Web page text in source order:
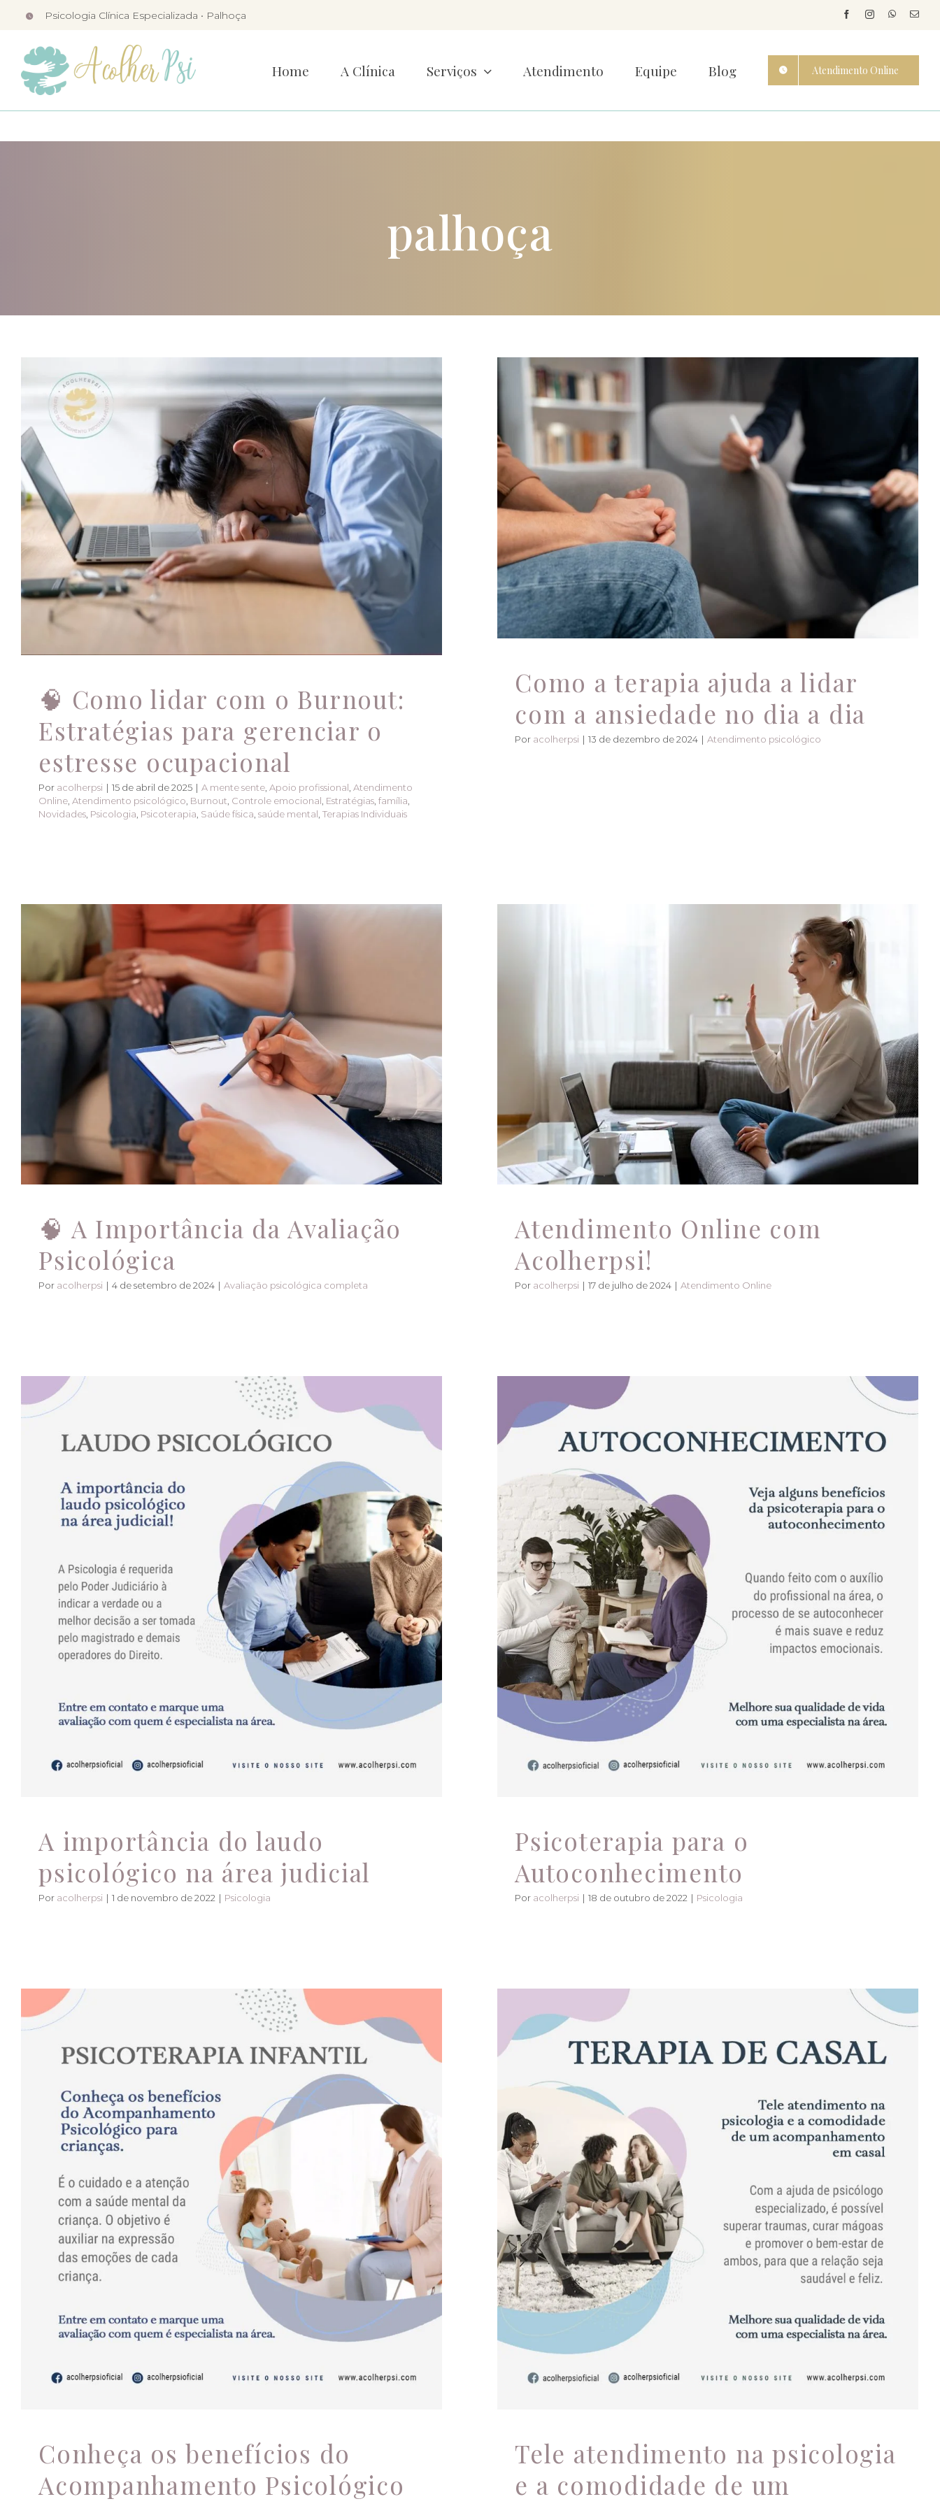
Psicologia Clínica Especializada • Palhoça
Home A Clínica Serviços Atendimento Equipe Blog Atendimento Online
palhoça
🧠 Como lidar com o Burnout:
Estratégias para gerenciar o
estresse ocupacional
A mente sente Apoio profissional Atendimento Online Atendimento psicológico
Burnout Controle emocional Estratégias família Novidades
Psicologia
Psicoterapia Saúde física saúde mental Terapias Individuais
🧠 Como lidar com o Burnout:
Estratégias para gerenciar o
estresse ocupacional
Por acolherpsi | 15 de abril de 2025 | A mente sente Apoio profissional Atendimento
Online Atendimento psicológico Burnout Controle emocional Estratégias família
Novidades Psicologia Psicoterapia Saúde física saúde mental Terapias Individuais
Como a terapia ajuda a lidar com a
ansiedade no dia a dia
Atendimento psicológico
Como a terapia ajuda a lidar
com a ansiedade no dia a dia
Por acolherpsi | 13 de dezembro de 2024 | Atendimento psicológico
🧠 A Importância da Avaliação
Psicológica
Avaliação psicológica completa
🧠 A Importância da Avaliação
Psicológica
Por acolherpsi | 4 de setembro de 2024 | Avaliação psicológica completa
Atendimento Online com
Acolherpsi!
Atendimento Online
Atendimento Online com
Acolherpsi!
Por acolherpsi | 17 de julho de 2024 | Atendimento Online
A importância do laudo psicológico
na área judicial
Psicologia
A importância do laudo
psicológico na área judicial
Por acolherpsi | 1 de novembro de 2022 | Psicologia
Psicoterapia para o
Autoconhecimento
Psicologia
Psicoterapia para o
Autoconhecimento
Por acolherpsi | 18 de outubro de 2022 | Psicologia
Conheça os benefícios do
Acompanhamento Psicológico para
crianças.
Psicologia
Conheça os benefícios do
Acompanhamento Psicológico
Tele atendimento na psicologia e a
comodidade de um
acompanhamento em casal!
Psicologia
Tele atendimento na psicologia
e a comodidade de um